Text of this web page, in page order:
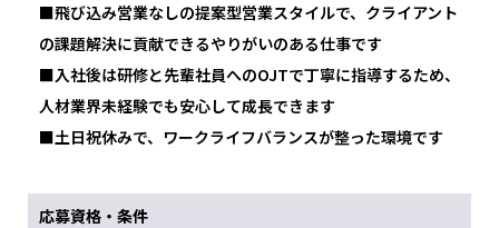
■飛び込み営業なしの提案型営業スタイルで、クライアント
の課題解決に貢献できるやりがいのある仕事です
■入社後は研修と先輩社員へのOJTで丁寧に指導するため、
人材業界未経験でも安心して成長できます
■土日祝休みで、ワークライフバランスが整った環境です
応募資格・条件